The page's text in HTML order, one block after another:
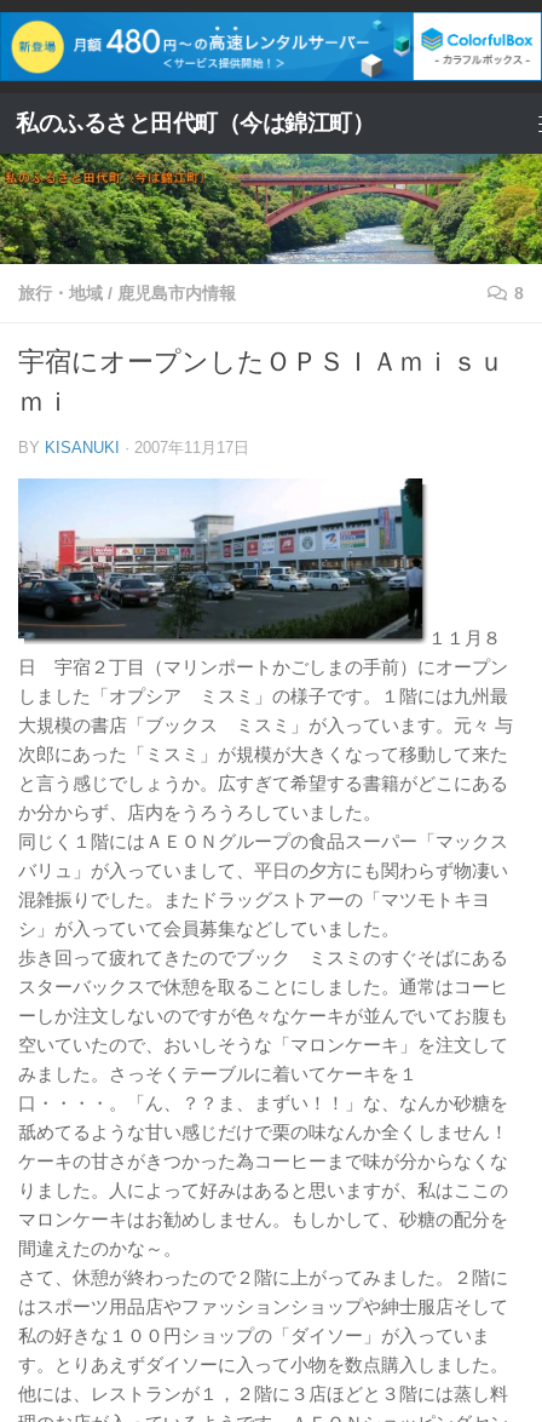
コンテンツへスキップ
私のふるさと田代町（今は錦江町）
旅行・地域 / 鹿児島市内情報 8
宇宿にオープンしたＯＰＳＩＡｍｉｓｕ
ｍｉ
BY KISANUKI · 2007年11月17日
１１月８
日 宇宿２丁目（マリンポートかごしまの手前）にオープン
しました「オプシア ミスミ」の様子です。１階には九州最
大規模の書店「ブックス ミスミ」が入っています。元々 与
次郎にあった「ミスミ」が規模が大きくなって移動して来た
と言う感じでしょうか。広すぎて希望する書籍がどこにある
か分からず、店内をうろうろしていました。
同じく１階にはＡＥＯＮグループの食品スーパー「マックス
バリュ」が入っていまして、平日の夕方にも関わらず物凄い
混雑振りでした。またドラッグストアーの「マツモトキヨ
シ」が入っていて会員募集などしていました。
歩き回って疲れてきたのでブック ミスミのすぐそばにある
スターバックスで休憩を取ることにしました。通常はコーヒ
ーしか注文しないのですが色々なケーキが並んでいてお腹も
空いていたので、おいしそうな「マロンケーキ」を注文して
みました。さっそくテーブルに着いてケーキを１
口・・・・。「ん、？？ま、まずい！！」な、なんか砂糖を
舐めてるような甘い感じだけで栗の味なんか全くしません！
ケーキの甘さがきつかった為コーヒーまで味が分からなくな
りました。人によって好みはあると思いますが、私はここの
マロンケーキはお勧めしません。もしかして、砂糖の配分を
間違えたのかな～。
さて、休憩が終わったので２階に上がってみました。２階に
はスポーツ用品店やファッションショップや紳士服店そして
私の好きな１００円ショップの「ダイソー」が入っていま
す。とりあえずダイソーに入って小物を数点購入しました。
他には、レストランが１，２階に３店ほどと３階には蒸し料